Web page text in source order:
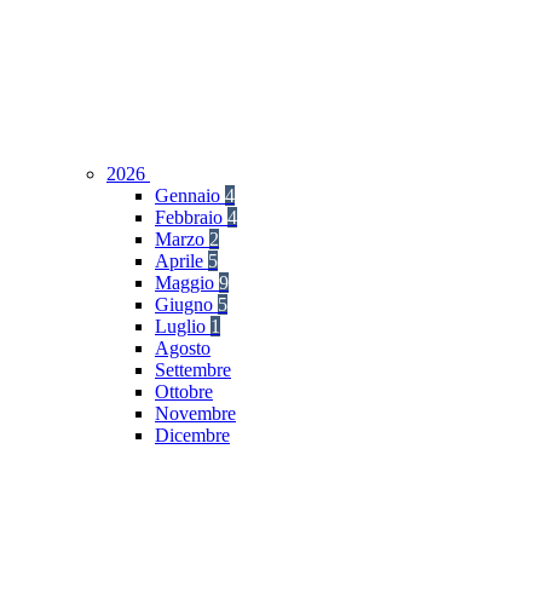
2026
Gennaio 4
Febbraio 4
Marzo 2
Aprile 5
Maggio 9
Giugno 5
Luglio 1
Agosto
Settembre
Ottobre
Novembre
Dicembre